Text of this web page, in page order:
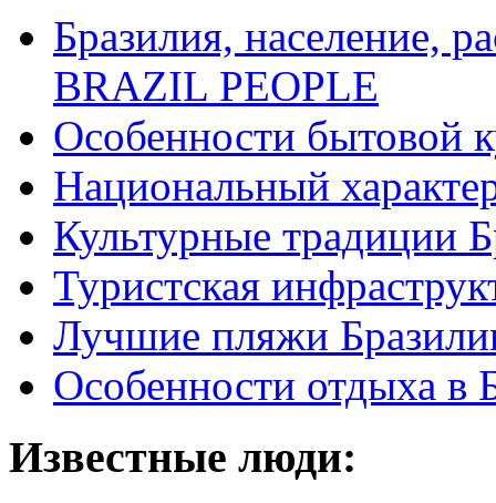
Бразилия, население,
BRAZIL PEOPLE
Особенности бытовой
Национальный
Культурные традиции
Туристская
Лучшие пляжи
Особенности отдыха в
Известные люди: